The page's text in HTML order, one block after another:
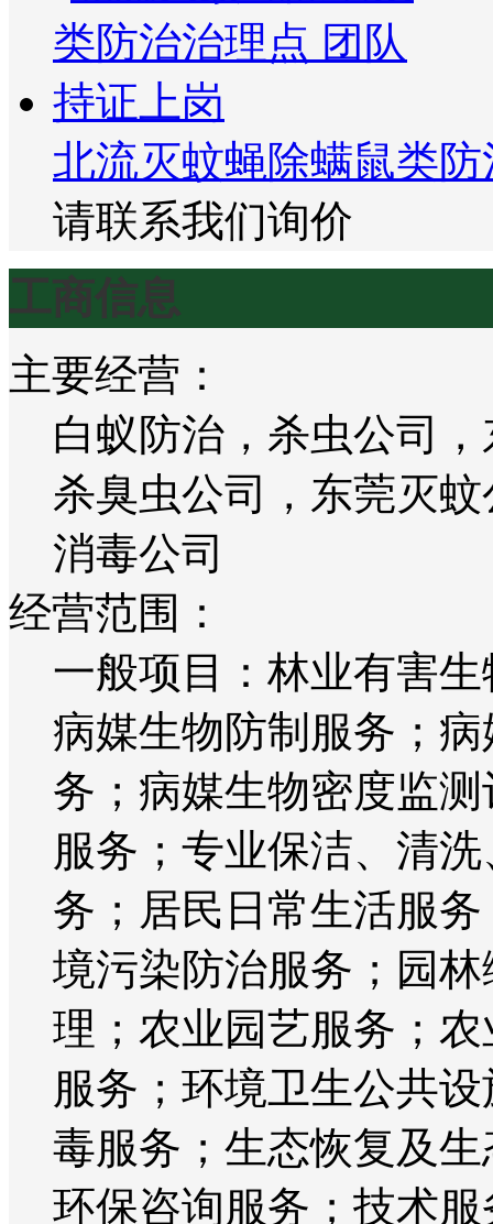
北流灭蚊蝇除螨鼠类
请联系我们询价
工商信息
主要经营：
白蚁防治，杀虫公司
杀臭虫公司，东莞灭
消毒公司
经营范围：
一般项目：林业有害
病媒生物防制服务；
务；病媒生物密度监
服务；专业保洁、清
务；居民日常生活服
境污染防治服务；园
理；农业园艺服务；
服务；环境卫生公共
毒服务；生态恢复及
环保咨询服务；技术